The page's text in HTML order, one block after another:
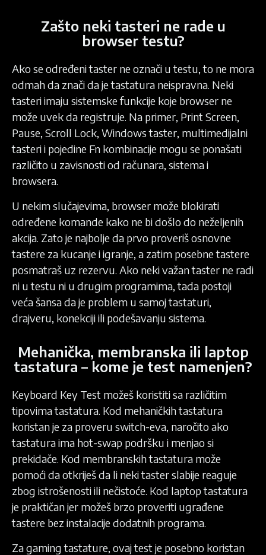
Zašto neki tasteri ne rade u
browser testu?
Ako se određeni taster ne označi u testu, to ne mora
odmah da znači da je tastatura neispravna. Neki
tasteri imaju sistemske funkcije koje browser ne
može uvek da registruje. Na primer, Print Screen,
Pause, Scroll Lock, Windows taster, multimedijalni
tasteri i pojedine Fn kombinacije mogu se ponašati
različito u zavisnosti od računara, sistema i
browsera.
U nekim slučajevima, browser može blokirati
određene komande kako ne bi došlo do neželjenih
akcija. Zato je najbolje da prvo proveriš osnovne
tastere za kucanje i igranje, a zatim posebne tastere
posmatraš uz rezervu. Ako neki važan taster ne radi
ni u testu ni u drugim programima, tada postoji
veća šansa da je problem u samoj tastaturi,
drajveru, konekciji ili podešavanju sistema.
Mehanička, membranska ili laptop
tastatura – kome je test namenjen?
Keyboard Key Test možeš koristiti sa različitim
tipovima tastatura. Kod mehaničkih tastatura
koristan je za proveru switch-eva, naročito ako
tastatura ima hot-swap podršku i menjao si
prekidače. Kod membranskih tastatura može
pomoći da otkriješ da li neki taster slabije reaguje
zbog istrošenosti ili nečistoće. Kod laptop tastatura
je praktičan jer možeš brzo proveriti ugrađene
tastere bez instalacije dodatnih programa.
Za gaming tastature, ovaj test je posebno koristan